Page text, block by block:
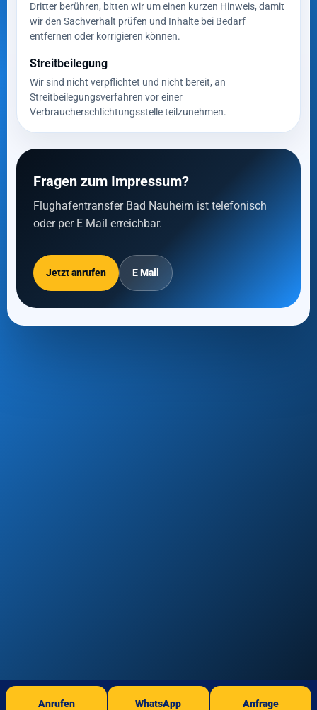
Dritter berühren, bitten wir um einen kurzen Hinweis, damit
wir den Sachverhalt prüfen und Inhalte bei Bedarf
entfernen oder korrigieren können.
Streitbeilegung
Wir sind nicht verpflichtet und nicht bereit, an
Streitbeilegungsverfahren vor einer
Verbraucherschlichtungsstelle teilzunehmen.
Fragen zum Impressum?
Flughafentransfer Bad Nauheim ist telefonisch
oder per E Mail erreichbar.
Jetzt anrufen E Mail
Anrufen WhatsApp Anfrage